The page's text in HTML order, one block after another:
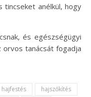
tincseket anélkül, hogy
és egészségügyi
orvos tanácsát fogadja
hajfestés
hajszőkítés